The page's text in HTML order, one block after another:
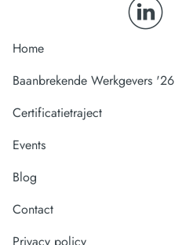
Home
Baanbrekende Werkgevers '26
Certificatietraject
Events
Blog
Contact